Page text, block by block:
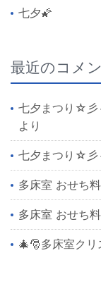
七夕🌠
最近のコメ
七夕まつり☆
より
七夕まつり☆
多床室 おせち
多床室 おせち
🎄🎅多床室ク